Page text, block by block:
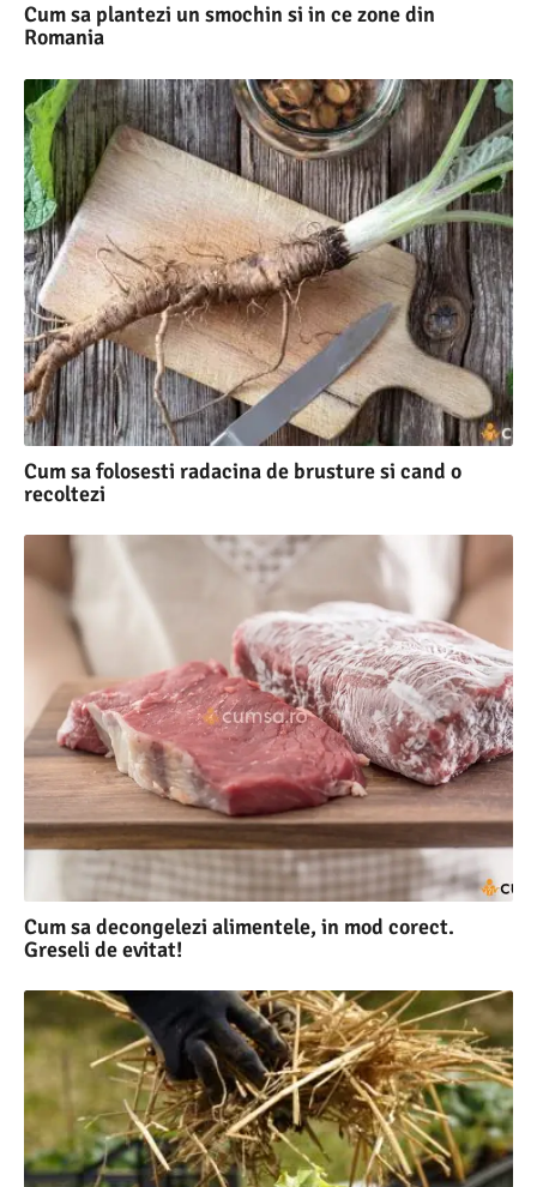
Cum sa plantezi un smochin si in ce zone din
Romania
Cum sa folosesti radacina de brusture si cand o
recoltezi
Cum sa decongelezi alimentele, in mod corect.
Greseli de evitat!